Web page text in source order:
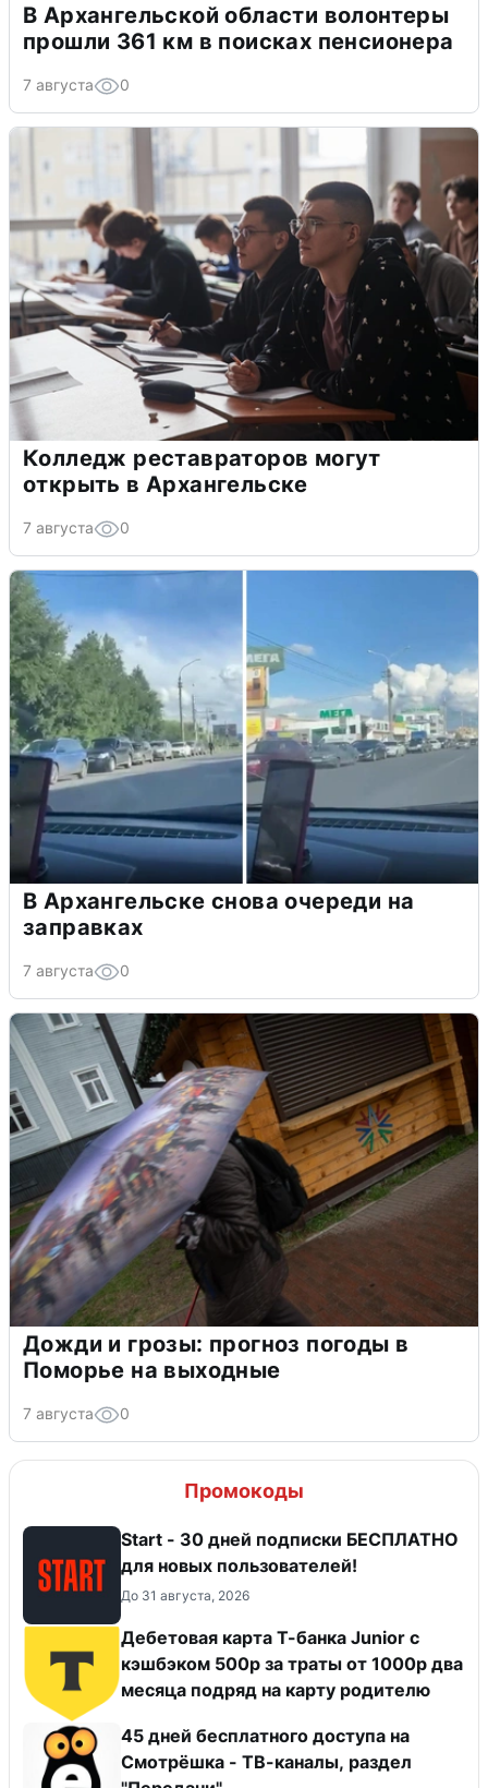
В Архангельской области волонтеры
прошли 361 км в поисках пенсионера
7 августа 0
Колледж реставраторов могут
открыть в Архангельске
7 августа 0
В Архангельске снова очереди на
заправках
7 августа 0
Дожди и грозы: прогноз погоды в
Поморье на выходные
7 августа 0
Промокоды
Start - 30 дней подписки БЕСПЛАТНО
для новых пользователей!
До 31 августа, 2026
Дебетовая карта Т-банка Junior с
кэшбэком 500р за траты от 1000р два
месяца подряд на карту родителю
45 дней бесплатного доступа на
Смотрёшка - ТВ-каналы, раздел